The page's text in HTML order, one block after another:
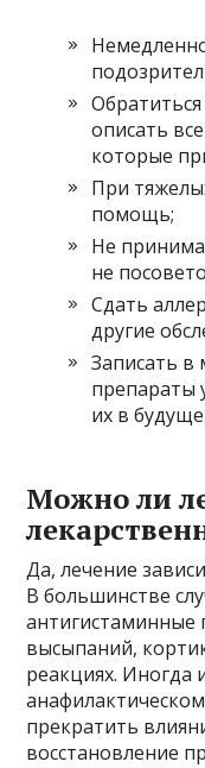
описать
которые
При
помощь;
Не
не
Сдать
другие
Записать в
препараты
их в
Можно ли
Да, лечение
В большинстве
антигистаминные
высыпаний,
реакциях. Иногда
прекратить
восстановление